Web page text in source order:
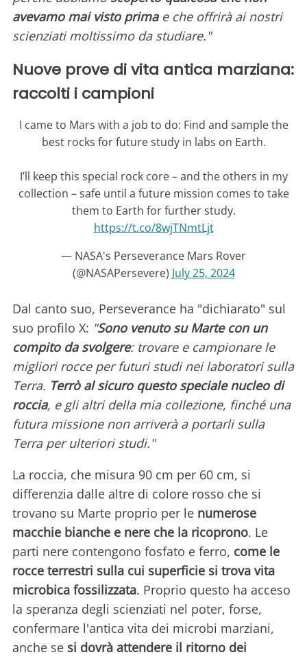
avevamo mai visto primae che offrirà ai nostri
scienziati moltissimo da studiare."
Nuove prove di vita antica marziana:
raccolti i campioni
I came to Mars with a job to do: Find and sample the
best rocks for future study in labs on Earth.
I’ll keep this special rock core – and the others in my
collection – safe until a future mission comes to take
them to Earth for further study.
https://t.co/8wjTNmtLjt
— NASA's Perseverance Mars Rover
(@NASAPersevere) July 25, 2024
Dal canto suo, Perseverance ha "dichiarato" sul
suo profilo X: "Sono venuto su Marte con un
compito da svolgere: trovare e campionare le
migliori rocce per futuri studi nei laboratori sulla
Terra. Terrò al sicuro questo speciale nucleo di
roccia, e gli altri della mia collezione, finché una
futura missione non arriverà a portarli sulla
Terra per ulteriori studi."
La roccia, che misura 90 cm per 60 cm, si
differenzia dalle altre di colore rosso che si
trovano su Marte proprio per le numerose
macchie bianche e nere che la ricoprono. Le
parti nere contengono fosfato e ferro, come le
rocce terrestri sulla cui superficie si trova vita
microbica fossilizzata. Proprio questo ha acceso
la speranza degli scienziati nel poter, forse,
confermare l'antica vita dei microbi marziani,
anche se si dovrà attendere il ritorno dei